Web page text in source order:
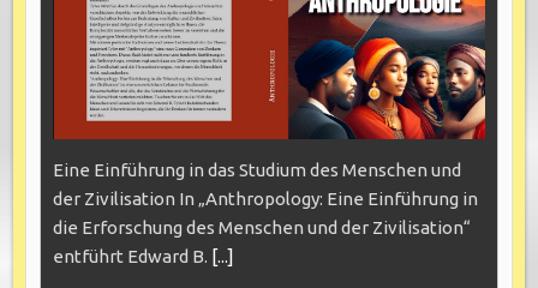
Eine Einführung in das Studium des Menschen und
der Zivilisation In „Anthropology: Eine Einführung in
die Erforschung des Menschen und der Zivilisation“
entführt Edward B. [...]